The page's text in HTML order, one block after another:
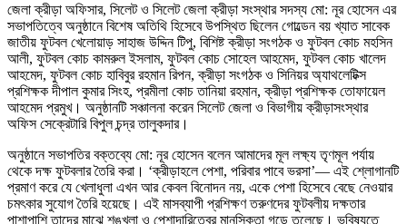
জেলা ক্রীড়া অফিসার, সিলেট ও সিলেট জেলা ক্রীড়া সংস্থার সদস্য মো: নূর হোসেন এর
সভাপতিত্বে অনুষ্ঠানে বিশেষ অতিথি হিসেবে উপস্থিত ছিলেন গোল্ডেন বয় খ্যাত সাবেক
জাতীয় ফুটবল খেলোয়াড় সাহাজ উদ্দিন টিপু, বিশিষ্ট ক্রীড়া সংগঠক ও ফুটবল কোচ মহসিন
আলী, ফুটবল কোচ কামরুল ইসলাম, ফুটবল কোচ সোহেল আহমেদ, ফুটবল কোচ খালেদ
আহমেদ, ফুটবল কোচ হাবিবুর রহমান রিপন, ক্রীড়া সংগঠক ও সিনিয়র অ্যাথলেটিক্স
প্রশিক্ষক দীপাল কুমার সিংহ, প্রমীলা কোচ তানিয়া রহমান, ক্রীড়া প্রশিক্ষক তোফায়েল
আহমেদ প্রমুখ। অনুষ্ঠানটি সঞ্চালনা করেন সিলেট জেলা ও বিভাগীয় ক্রীড়াসংস্থার
অফিস সেক্রেটারি বিপুল চন্দ্র তালুকদার।
অনুষ্ঠানে সভাপতির বক্তব্যে মো: নূর হোসেন বলেন আমাদের মূল লক্ষ্য তৃণমূল পর্যায়
থেকে দক্ষ ফুটবলার তৈরি করা। ‘ক্রীড়াহলে পেশা, পরিবার পাবে ভরসা’— এই শ্লোগানটি
প্রমাণ করে যে খেলাধুলা এখন আর কেবল বিনোদন নয়, একে পেশা হিসেবে বেছে নেওয়ার
চমৎকার সুযোগ তৈরি হয়েছে। এই মাসব্যাপী প্রশিক্ষণ তরুণদের ফুটবলীয় দক্ষতার
পাশাপাশি তাদের মাঝে শৃঙ্খলা ও পেশাদারিত্বের মানসিকতা গড়ে তুলেছে। ভবিষ্যতে